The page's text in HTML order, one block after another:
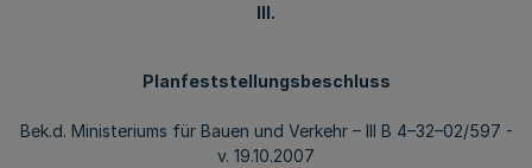
III.
Planfeststellungsbeschluss
Bek.d. Ministeriums für Bauen und Verkehr – III B 4–32–02/597 -
v. 19.10.2007